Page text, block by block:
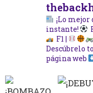
¡Lo
instante!
F1 |
Descúbrelo
página web